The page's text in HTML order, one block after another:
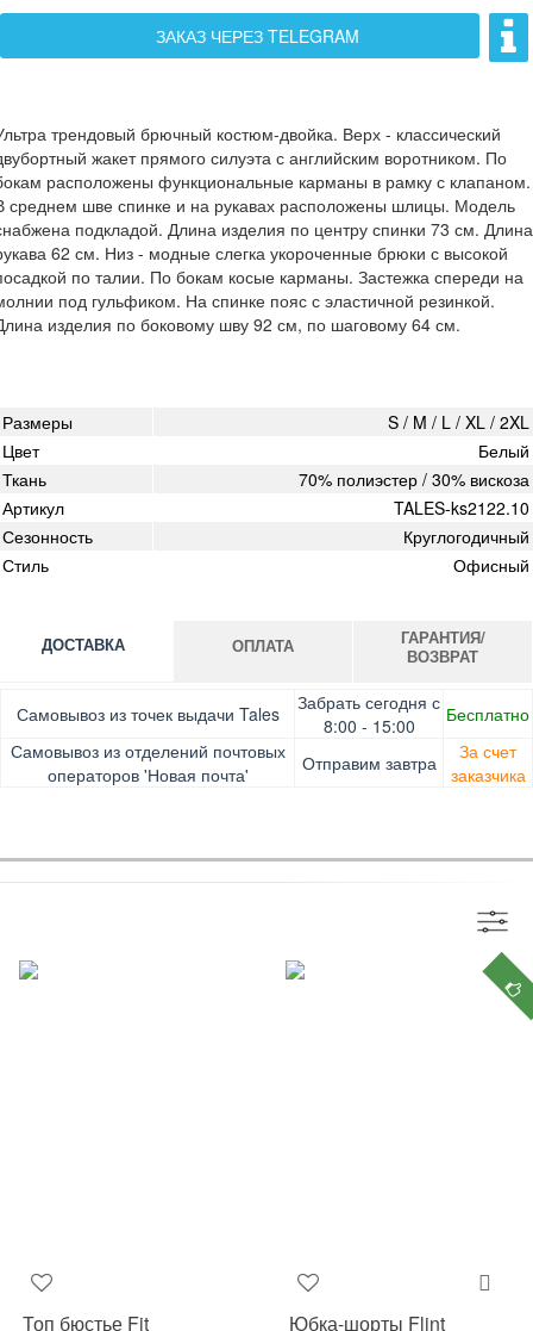
ЗАКАЗ ЧЕРЕЗ TELEGRAM
трендовый брючный костюм-двойка. Верх - классический
жакет прямого силуэта с английским воротником. По
расположены функциональные карманы в рамку с клапаном.
среднем шве спинке и на рукавах расположены шлицы. Модель
подкладой. Длина изделия по центру спинки 73 см. Длина
62 см. Низ - модные слегка укороченные брюки с высокой
по талии. По бокам косые карманы. Застежка спереди на
под гульфиком. На спинке пояс с эластичной резинкой.
изделия по боковому шву 92 см, по шаговому 64 см.
Размеры
S / M / L / XL / 2XL
Цвет
Белый
Ткань
70% полиэстер / 30% вискоза
Артикул
TALES-ks2122.10
Сезонность
Круглогодичный
Стиль
Офисный
ДОСТАВКА
Самовывоз из точек выдачи Tales
Забрать сегодня с
8:00 - 15:00
Бесплатно
Самовывоз из отделений почтовых
операторов 'Новая почта'
Отправим завтра
За счет
заказчика
ОПЛАТА
Оплата при получении товара, Картой онлайн, Google
Pay, Безналичными для юридических лиц, Безналичными
для физических лиц, Apple Pay, Mastercard, Visa
ГАРАНТИЯ/
ВОЗВРАТ
Гарантия. Обмен/возврат товара в течение 14 дней.
Доставка за счет заказчика
Топ бюстье Fit Юбка-шорты Flint